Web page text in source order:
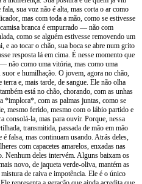
sua voz não é alta, mas corta o ar como
mas com toda a mão, como se estivesse
branca é empurrado — não com
como se alguém estivesse removendo um
e ao tocar o chão, sua boca se abre num grito
resposta lá em cima. É nesse momento que
não como uma vitória, mas como uma
e humilhação. O jovem, agora no chão,
e, mais tarde, de sangue. Ele não olha
está no chão, chorando, com as unhas
*implora*, com as palmas juntas, como se
mesmo ferido, mesmo com o lábio partido e
consolá-la, mas para ouvir. Porque, nessa
transmitida, passada de mão em mão
falsa, mas continuam usando. Atrás deles,
com capacetes amarelos, enxadas nas
Nenhum deles intervém. Alguns baixam os
novo, de jaqueta verde-oliva, mantém as
de raiva e impotência. Ele é o único